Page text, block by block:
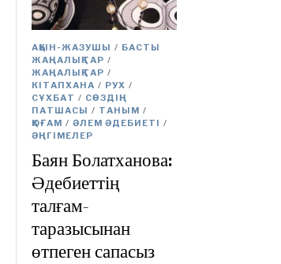
АҚЫН-ЖАЗУШЫ / БАСТЫ
ЖАҢАЛЫҚТАР /
ЖАҢАЛЫҚТАР /
КІТАПХАНА / РУХ /
СҰХБАТ / СӨЗДІҢ
ПАТШАСЫ / ТАНЫМ /
ҚОҒАМ / ӘЛЕМ ӘДЕБИЕТІ /
ӘҢГІМЕЛЕР
Баян Болатханова:
Әдебиеттің
талғам-
таразысынан
өтпеген сапасыз